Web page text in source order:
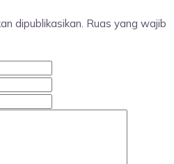
dipublikasikan. Ruas yang wajib